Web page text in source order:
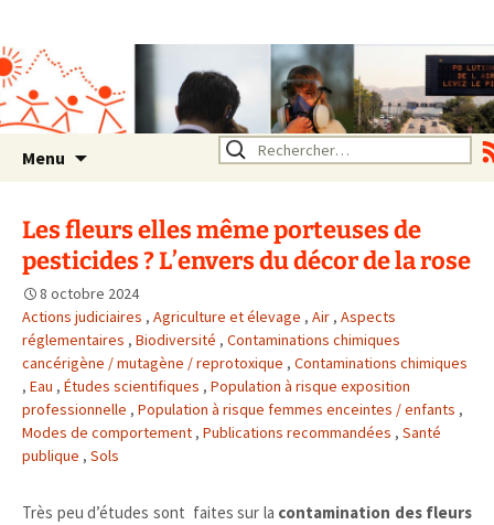
Rhône Alpes
Un environnement sain pour
la santé de tous
Menu Rechercher :
Les fleurs elles même porteuses de
pesticides ? L’envers du décor de la rose
8 octobre 2024
Actions judiciaires , Agriculture et élevage , Air , Aspects
réglementaires , Biodiversité , Contaminations chimiques
cancérigène / mutagène / reprotoxique , Contaminations chimiques
, Eau , Études scientifiques , Population à risque exposition
professionnelle , Population à risque femmes enceintes / enfants ,
Modes de comportement , Publications recommandées , Santé
publique , Sols
Très peu d’études sont faites sur la contamination des fleurs